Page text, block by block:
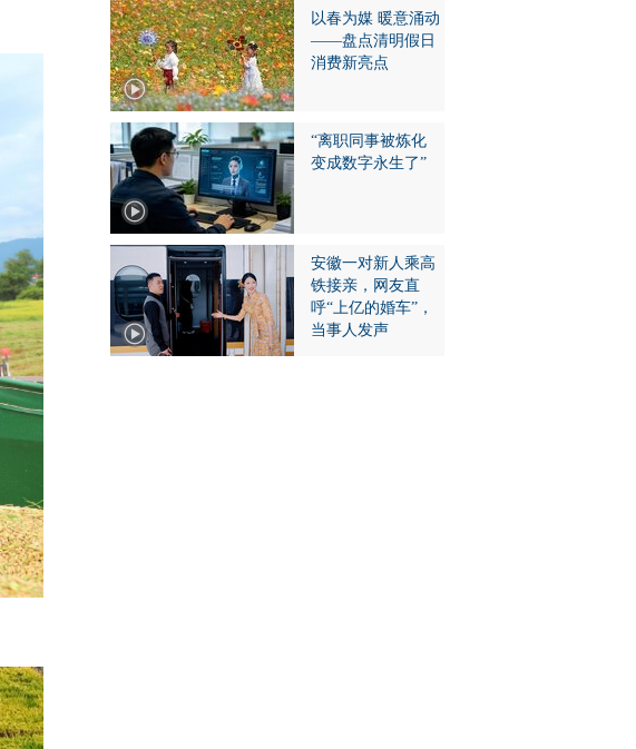
以春为媒 暖意涌动
——盘点清明假日
消费新亮点
“离职同事被炼化
变成数字永生了”
安徽一对新人乘高
铁接亲，网友直
呼“上亿的婚车”，
当事人发声